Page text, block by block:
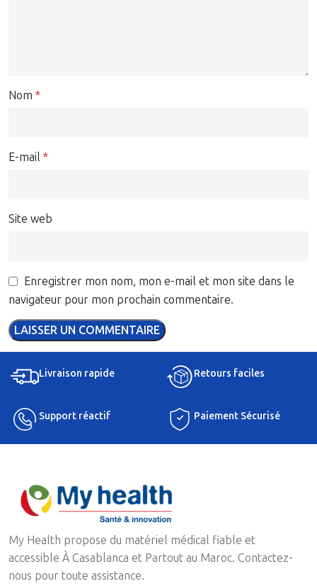
Nom *
E-mail *
Site web
Enregistrer mon nom, mon e-mail et mon site dans le
navigateur pour mon prochain commentaire.
Livraison rapide Retours faciles
Support réactif Paiement Sécurisé
My Health propose du matériel médical fiable et
accessible À Casablanca et Partout au Maroc. Contactez-
nous pour toute assistance.